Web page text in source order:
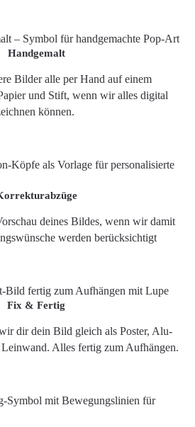
Handgemalt
Bilder alle per Hand auf einem
und Stift, wenn wir alles digital
können.
deines Bildes, wenn wir damit
werden berücksichtigt
Fix & Fertig
dir dein Bild gleich als Poster, Alu-
Alles fertig zum Aufhängen.